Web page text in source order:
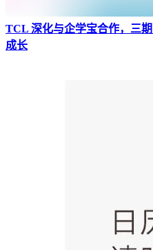
TCL 深化与企学宝合作，三
成长